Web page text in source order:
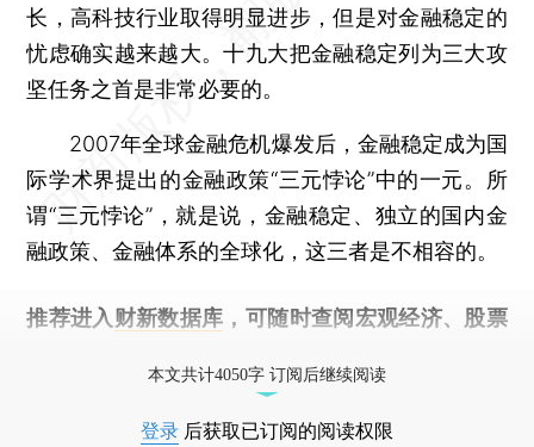
长，高科技行业取得明显进步，但是对金融稳定的
忧虑确实越来越大。十九大把金融稳定列为三大攻
坚任务之首是非常必要的。
2007年全球金融危机爆发后，金融稳定成为国
际学术界提出的金融政策“三元悖论”中的一元。所
谓“三元悖论”，就是说，金融稳定、独立的国内金
融政策、金融体系的全球化，这三者是不相容的。
推荐进入 财新数据库 ，可随时查阅宏观经济、股票
本文共计4050字 订阅后继续阅读
登录 后获取已订阅的阅读权限